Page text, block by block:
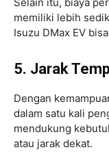
memiliki lebih
Isuzu DMax EV
5. Jarak
Dengan
dalam satu kali
mendukung
atau jarak dekat.